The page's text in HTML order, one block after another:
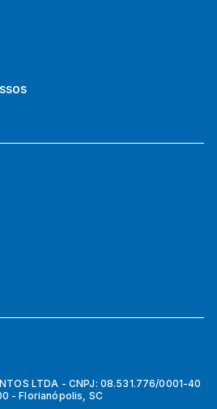
LTDA - CNPJ: 08.531.776/0001-40
- Florianópolis, SC